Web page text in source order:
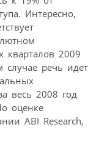
Интересно,
кварталов 2009
речь идет
весь 2008 год
оценке
ABI Research,